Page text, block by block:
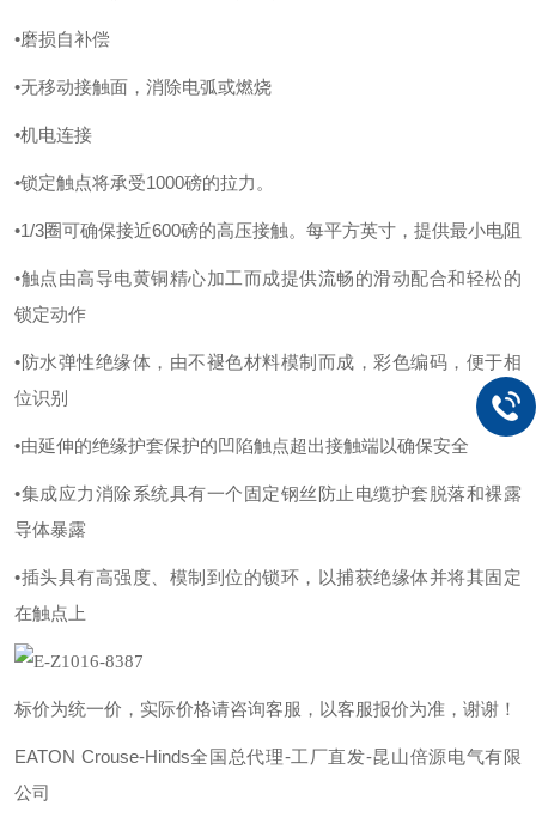
•磨损自补偿
•无移动接触面，消除电弧或燃烧
•机电连接
•锁定触点将承受1000磅的拉力。
•1/3圈可确保接近600磅的高压接触。每平方英寸，提供最小电阻
•触点由高导电黄铜精心加工而成提供流畅的滑动配合和轻松的
锁定动作
•防水弹性绝缘体，由不褪色材料模制而成，彩色编码，便于相
位识别
•由延伸的绝缘护套保护的凹陷触点超出接触端以确保安全
•集成应力消除系统具有一个固定钢丝防止电缆护套脱落和裸露
导体暴露
•插头具有高强度、模制到位的锁环，以捕获绝缘体并将其固定
在触点上
标价为统一价，实际价格请咨询客服，以客服报价为准，谢谢！
EATON Crouse-Hinds全国总代理-工厂直发-昆山倍源电气有限
公司